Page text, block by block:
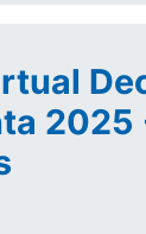
2025